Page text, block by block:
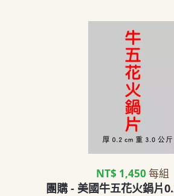
NT$ 1,450 每組
團購 - 美國牛五花火鍋片